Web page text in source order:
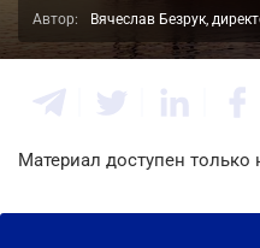
Автор: Вячеслав Безрук,
Материал доступен